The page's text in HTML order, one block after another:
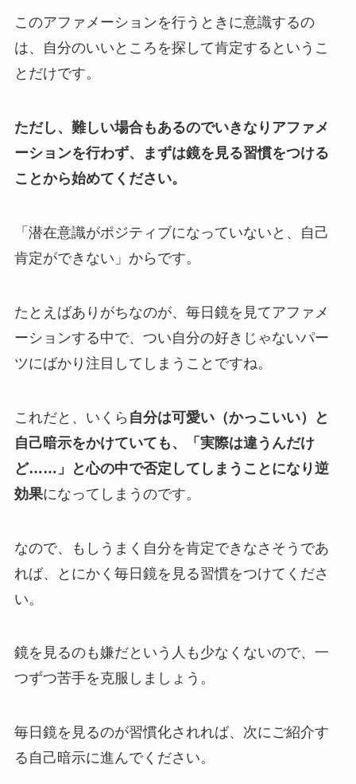
このアファメーションを行うときに意識するの
は、自分のいいところを探して肯定するというこ
とだけです。
ただし、難しい場合もあるのでいきなりアファメ
ーションを行わず、まずは鏡を見る習慣をつける
ことから始めてください。
「潜在意識がポジティブになっていないと、自己
肯定ができない」からです。
たとえばありがちなのが、毎日鏡を見てアファメ
ーションする中で、つい自分の好きじゃないパー
ツにばかり注目してしまうことですね。
これだと、いくら 自分は可愛い（かっこいい）と
自己暗示をかけていても、「実際は違うんだけ
ど……」と心の中で否定してしまうことになり逆
効果になってしまうのです。
なので、もしうまく自分を肯定できなさそうであ
れば、とにかく毎日鏡を見る習慣をつけてくださ
い。
鏡を見るのも嫌だという人も少なくないので、一
つずつ苦手を克服しましょう。
毎日鏡を見るのが習慣化されれば、次にご紹介す
る自己暗示に進んでください。